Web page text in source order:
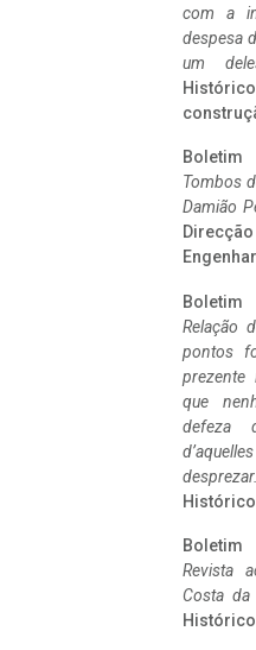
com a
despesa
um
Tombos
Damião
Boletim
Relação
pontos
prezente
que
defeza
Boletim
Revista
Costa da